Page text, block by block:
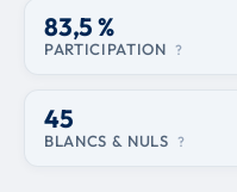
83,5 %
PARTICIPATION ?
45
BLANCS & NULS ?